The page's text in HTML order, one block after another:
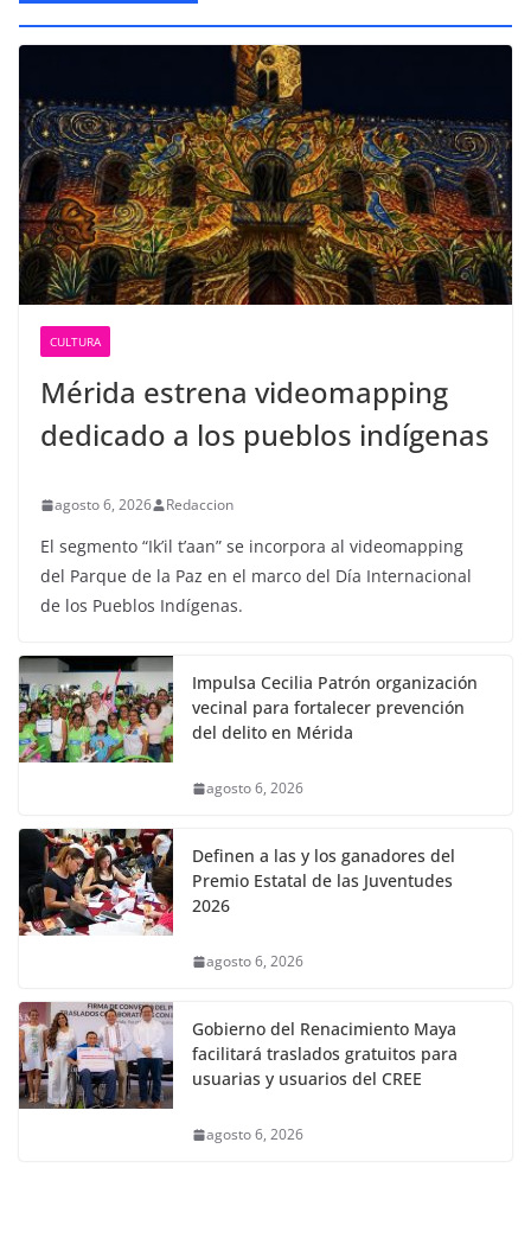
CULTURA
Mérida estrena videomapping
dedicado a los pueblos indígenas
agosto 6, 2026 Redaccion
El segmento “Ik’il t’aan” se incorpora al videomapping
del Parque de la Paz en el marco del Día Internacional
de los Pueblos Indígenas.
Impulsa Cecilia Patrón organización
vecinal para fortalecer prevención
del delito en Mérida
agosto 6, 2026
Definen a las y los ganadores del
Premio Estatal de las Juventudes
2026
agosto 6, 2026
Gobierno del Renacimiento Maya
facilitará traslados gratuitos para
usuarias y usuarios del CREE
agosto 6, 2026